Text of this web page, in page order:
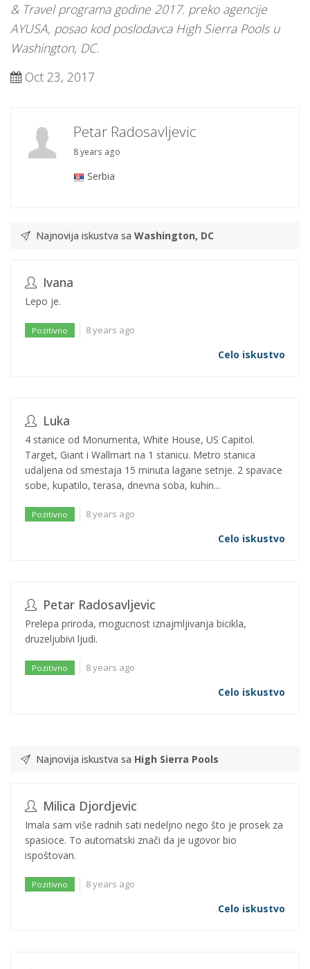
& Travel programa godine 2017. preko agencije
AYUSA, posao kod poslodavca High Sierra Pools u
Washington, DC.
Oct 23, 2017
Petar Radosavljevic
8 years ago
Serbia
Najnovija iskustva sa Washington, DC
Ivana
Lepo je.
Pozitivno 8 years ago
Celo iskustvo
Luka
4 stanice od Monumenta, White House, US Capitol.
Target, Giant i Wallmart na 1 stanicu. Metro stanica
udaljena od smestaja 15 minuta lagane setnje. 2 spavace
sobe, kupatilo, terasa, dnevna soba, kuhin...
Pozitivno 8 years ago
Celo iskustvo
Petar Radosavljevic
Prelepa priroda, mogucnost iznajmljivanja bicikla,
druzeljubivi ljudi.
Pozitivno 8 years ago
Celo iskustvo
Najnovija iskustva sa High Sierra Pools
Milica Djordjevic
Imala sam više radnih sati nedeljno nego što je prosek za
spasioce. To automatski znači da je ugovor bio
ispoštovan.
Pozitivno 8 years ago
Celo iskustvo